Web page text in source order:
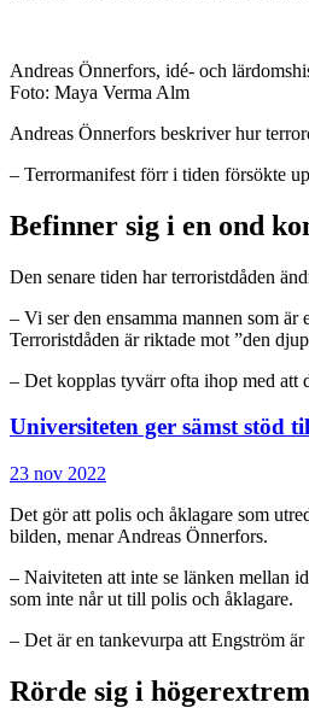
Andreas Önnerfors, idé- och
Foto: Maya Verma Alm
Andreas Önnerfors beskriver hur
– Terrormanifest förr i tiden försökte
Befinner sig i en ond
Den senare tiden har terroristdåden
– Vi ser den ensamma mannen som
Terroristdåden är riktade mot ”den
– Det kopplas tyvärr ofta ihop med att
Universiteten ger sämst stöd
23 nov 2022
Det gör att polis och åklagare som
bilden, menar Andreas Önnerfors.
– Naiviteten att inte se länken mellan
som inte når ut till polis och åklagare.
– Det är en tankevurpa att Engström
Rörde sig i